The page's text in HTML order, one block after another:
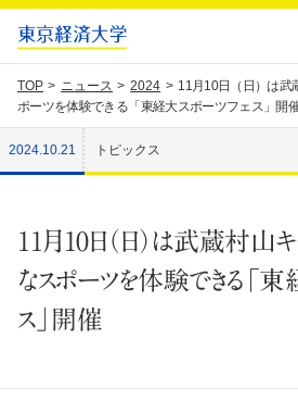
TOP ニュース 2024
11月10日（日）は武
ポーツを体験できる「東経大スポーツフェス」開
2024.10.21 トピックス
11月10日（日）は武蔵村山キ
なスポーツを体験できる「東
ス」開催